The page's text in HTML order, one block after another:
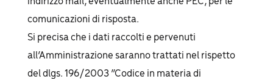
comunicazioni di risposta.
Si precisa che i dati raccolti e pervenuti
all’Amministrazione saranno trattati nel rispetto
del dlgs. 196/2003 “Codice in materia di